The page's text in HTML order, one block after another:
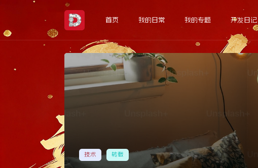
content
首页 我的日常 我的专题 开发日记
技术 转载